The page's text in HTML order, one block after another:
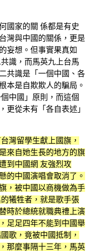
國家的關 係都是有史
灣與中國的關係，更是
妄想。但事實果真如
識，而馬英九上台馬
共識是「一個中國、各
本是自欺欺人的騙局。
中國」原則，而這個
更從未有「各自表述」
灣留學生獻上國旗，
來自她生長的地方的旗
到中國網 友強烈攻
的中國演唱會取消了。
，被中國以商機做為手
犧牲者，就是歌手張
時於總統就職典禮上演
足足四年不能到中國舉
歌，竟被中國抵制，
那麼事隔十三年，馬英